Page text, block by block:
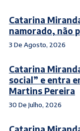
Catarina
namorado, não
3 De Agosto, 2026
Catarina
social” e entra
Martins Pereira
30 De Julho, 2026
Catarina